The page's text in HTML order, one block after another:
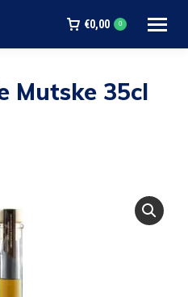
€0,00 0
Mutske 35cl